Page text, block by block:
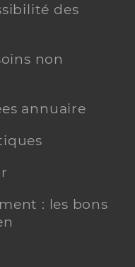
des
non
annuaire
: les bons